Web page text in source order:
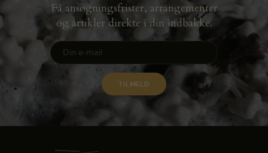
Få ansøgningsfrister, arrangementer
og artikler direkte i din indbakke.